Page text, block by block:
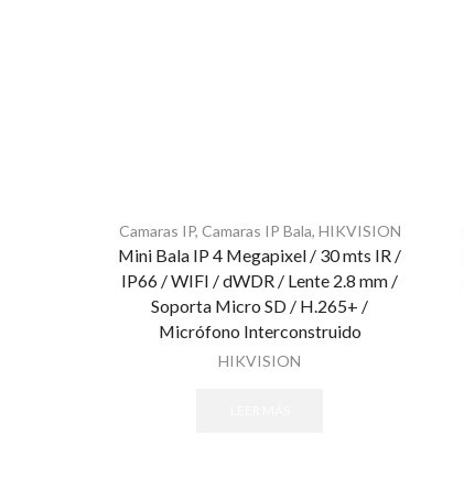
Camaras IP, Camaras IP Bala, HIKVISION
Mini Bala IP 4 Megapixel / 30 mts IR /
IP66 / WIFI / dWDR / Lente 2.8 mm /
Soporta Micro SD / H.265+ /
Micrófono Interconstruido
HIKVISION